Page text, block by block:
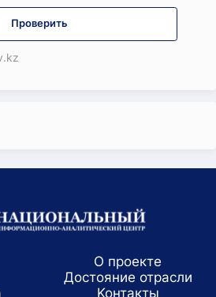
Проверить
О проекте
Достояние отрасли
Koнтaкты